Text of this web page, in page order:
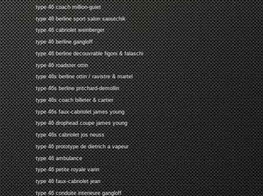
type 46 coach million-guiet
type 46 berline sport salon saoutchik
type 46 cabriolet weinberger
type 46 berline gangloff
type 46 berline decouvrable figoni & falaschi
type 46 roadster ottin
type 46s berline ottin / ravistre & martel
type 46s berline pritchard-demollin
type 46s coach billeter & cartier
type 46s faux-cabriolet james young
type 46 drophead coupe james young
type 46s cabriolet jos neuss
type 46 prototype de dietrich a vapeur
type 46 ambulance
type 46 petite royale varin
type 46 faux-cabriolet jean
type 46 conduite interieure gangloff